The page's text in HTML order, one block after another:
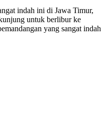
indah ini di Jawa Timur,
untuk berlibur ke
yang sangat indah